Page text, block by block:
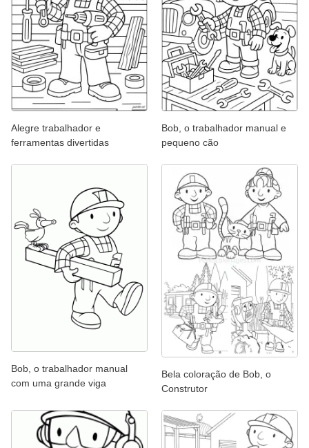
Alegre trabalhador e
ferramentas divertidas
Bob, o trabalhador manual e
pequeno cão
Bob, o trabalhador manual
com uma grande viga
Bela coloração de Bob, o
Construtor